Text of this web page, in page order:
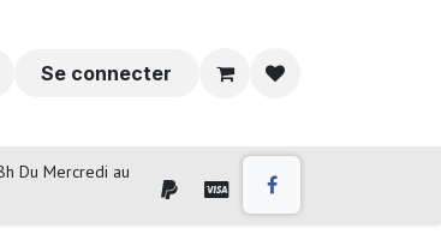
Se connecter
Du Mercredi au